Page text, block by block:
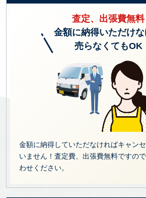
査定、出張費無料
金額に納得いただけ
売らなくてもOK
金額に納得していただなければキャン
いません！査定費、出張費無料ですの
わせください。